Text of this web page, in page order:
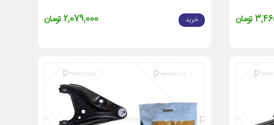
تومان خرید 2,079,000 تومان